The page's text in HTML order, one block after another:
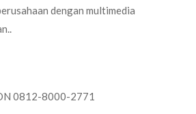
dengan multimedia
0812-8000-2771